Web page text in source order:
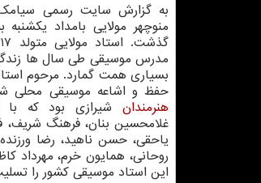
به گزارش سایت رسمی سیامک
منوچهر مولایی بامداد
مدرس موسیقی طی سال ها
بسیاری همت گمارد. مرحوم
حفظ و اشاعه موسیقی محلی
هنرمندان شیرازی بود که با
غلامحسین بنان، فرهنگ شریف،
یاحقی، حسن ناهید، رضا
روحانی، همایون خرم،
این استاد موسیقی کشور را